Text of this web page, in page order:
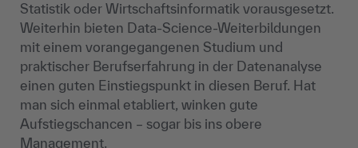
Statistik oder Wirtschaftsinformatik vorausgesetzt.
Weiterhin bieten Data-Science-Weiterbildungen
mit einem vorangegangenen Studium und
praktischer Berufserfahrung in der Datenanalyse
einen guten Einstiegspunkt in diesen Beruf. Hat
man sich einmal etabliert, winken gute
Aufstiegschancen – sogar bis ins obere
Management.